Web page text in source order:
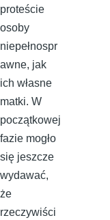
proteście
osoby
niepełnospr
awne, jak
ich własne
matki. W
początkowej
fazie mogło
się jeszcze
wydawać,
że
rzeczywiści